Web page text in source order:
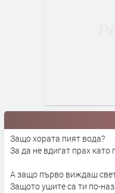
Защо хората пият вода?
За да не вдигат прах като
А защо първо виждаш
Защото ушите са ти по-